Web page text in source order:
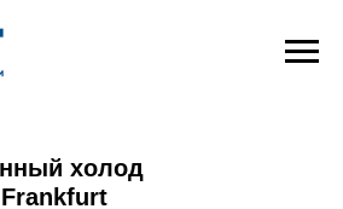
холод